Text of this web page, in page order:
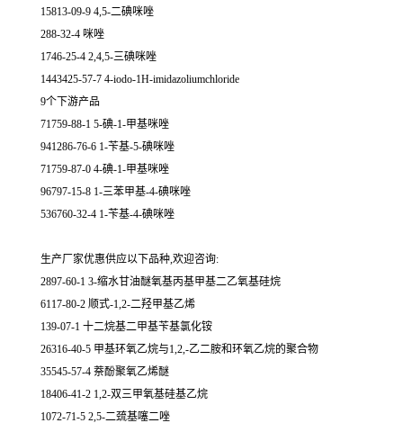
15813-09-9 4,5-二碘咪唑
288-32-4 咪唑
1746-25-4 2,4,5-三碘咪唑
1443425-57-7 4-iodo-1H-imidazoliumchloride
9个下游产品
71759-88-1 5-碘-1-甲基咪唑
941286-76-6 1-苄基-5-碘咪唑
71759-87-0 4-碘-1-甲基咪唑
96797-15-8 1-三苯甲基-4-碘咪唑
536760-32-4 1-苄基-4-碘咪唑
生产厂家优惠供应以下品种,欢迎咨询:
2897-60-1 3-缩水甘油醚氧基丙基甲基二乙氧基硅烷
6117-80-2 顺式-1,2-二羟甲基乙烯
139-07-1 十二烷基二甲基苄基氯化铵
26316-40-5 甲基环氧乙烷与1,2,-乙二胺和环氧乙烷的聚合物
35545-57-4 萘酚聚氧乙烯醚
18406-41-2 1,2-双三甲氧基硅基乙烷
1072-71-5 2,5-二巯基噻二唑